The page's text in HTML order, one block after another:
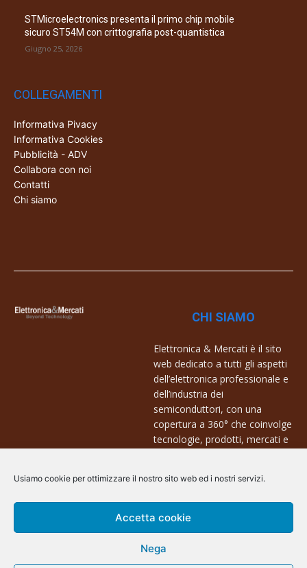
Usiamo cookie per ottimizzare il nostro sito web ed i nostri servizi.
Accetta cookie
Nega
STMicroelectronics presenta il primo chip mobile
sicuro ST54M con crittografia post-quantistica
Giugno 25, 2026
COLLEGAMENTI
Informativa Pivacy
Informativa Cookies
Pubblicità - ADV
Collabora con noi
Contatti
Chi siamo
CHI SIAMO
Elettronica & Mercati è il sito
web dedicato a tutti gli aspetti
dell’elettronica professionale e
dell’industria dei
semiconduttori, con una
copertura a 360° che coinvolge
tecnologie, prodotti, mercati e
Contatti:
info@arscommunication.it